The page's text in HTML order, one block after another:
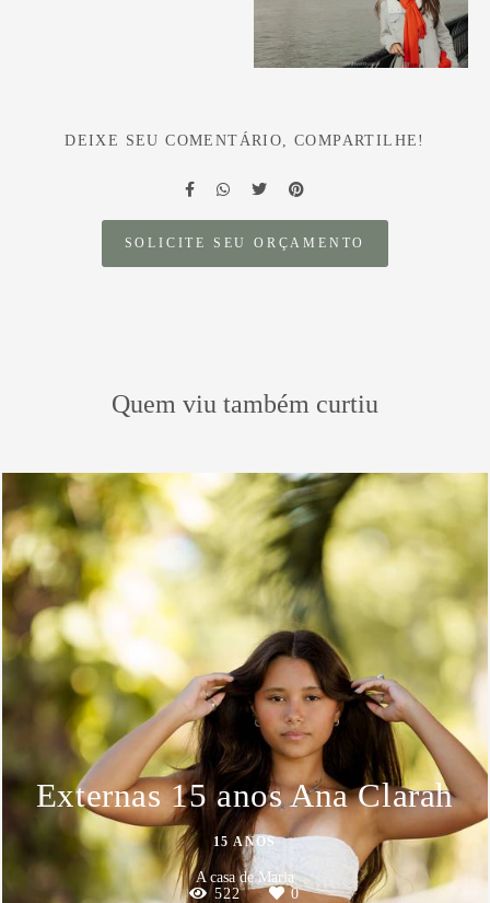
DEIXE SEU COMENTÁRIO, COMPARTILHE!
SOLICITE SEU ORÇAMENTO
Quem viu também curtiu
Externas 15 anos Ana Clarah
15 ANOS
A casa de Maria
522
0